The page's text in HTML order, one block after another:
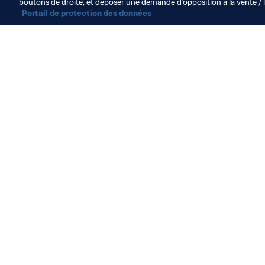
boutons de droite, et déposer une demande d’opposition à la vente
Portail de protection des données